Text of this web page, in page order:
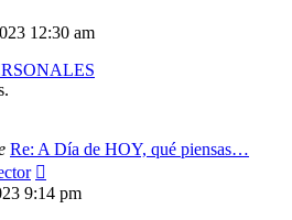
12:30 am
Re: A Día de HOY, qué piensas…
último
mensaje
9:14 pm